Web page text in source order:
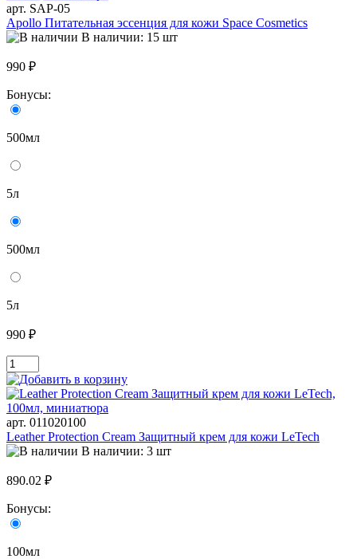
арт. SAP-05
Apollo Питательная эссенция для кожи Space Cosmetics
В наличии: 15 шт
990 ₽
Бонусы:
500мл
5л
500мл
5л
990 ₽
арт. 011020100
Leather Protection Cream Защитный крем для кожи LeTech
В наличии: 3 шт
890.02 ₽
Бонусы:
100мл